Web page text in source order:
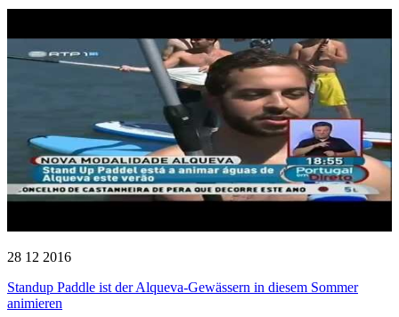
28 12 2016
Standup Paddle ist der Alqueva-Gewässern in diesem Sommer
animieren